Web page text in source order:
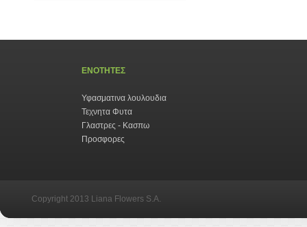
ΕΝΟΤΗΤΕΣ
Υφασματινα λουλουδια
Τεχνητα Φυτα
Γλαστρες - Κασπω
Προσφορες
Copyright 2013 Liana Flowers S.A.